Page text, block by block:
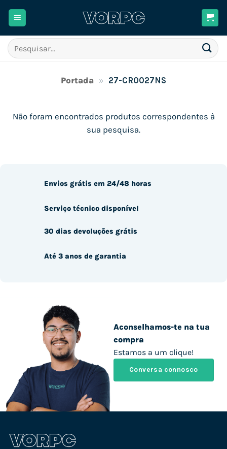
Pesquisar
por:
Portada » 27-CR0027NS
Não foram encontrados produtos correspondentes à
sua pesquisa.
Aconselhamos-te na tua
compra
Estamos a um clique!
Conversa connosco
Envios grátis em 24/48 horas
Serviço técnico disponível
30 dias devoluções grátis
Até 3 anos de garantia